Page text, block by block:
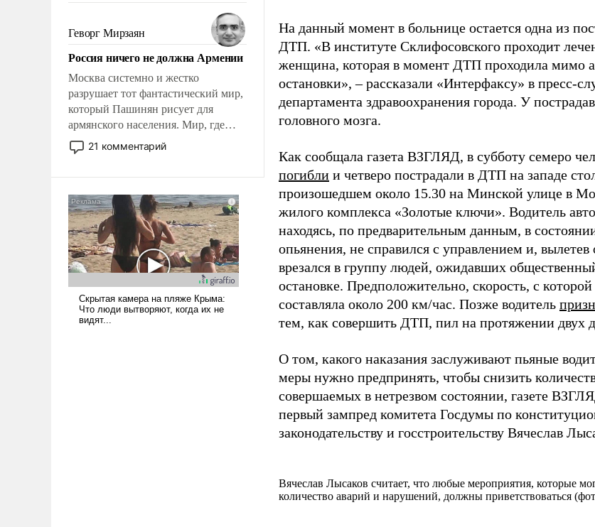
уязвимости США, например, перед
Китаем.
Геворг Мирзаян
Россия ничего не должна Армении
Москва системно и жестко
разрушает тот фантастический мир,
который Пашинян рисует для
армянского населения. Мир, где
политические прожекты будут
безусловно оплачиваться за счет
нужно отвечать.
21 комментарий
На данный момент в больнице остается одна из
ДТП. «В институте Склифосовского проходит
женщина, которая в момент ДТП проходила мимо
остановки», – рассказали «Интерфаксу» в пресс-
департамента здравоохранения города. У
головного мозга.
Как сообщала газета ВЗГЛЯД, в субботу семеро
погибли и четверо пострадали в ДТП на западе
произошедшем около 15.30 на Минской улице в
жилого комплекса «Золотые ключи». Водитель
находясь, по предварительным данным, в
опьянения, не справился с управлением и, вылетев
врезался в группу людей, ожидавших
остановке. Предположительно, скорость, с которой
составляла около 200 км/час. Позже водитель
тем, как совершить ДТП, пил на протяжении двух
О том, какого наказания заслуживают пьяные
меры нужно предпринять, чтобы снизить
совершаемых в нетрезвом состоянии, газете
первый зампред комитета Госдумы по
законодательству и госстроительству Вячеслав
Вячеслав Лысаков считает, что любые мероприятия, которые
количество аварий и нарушений, должны приветствоваться